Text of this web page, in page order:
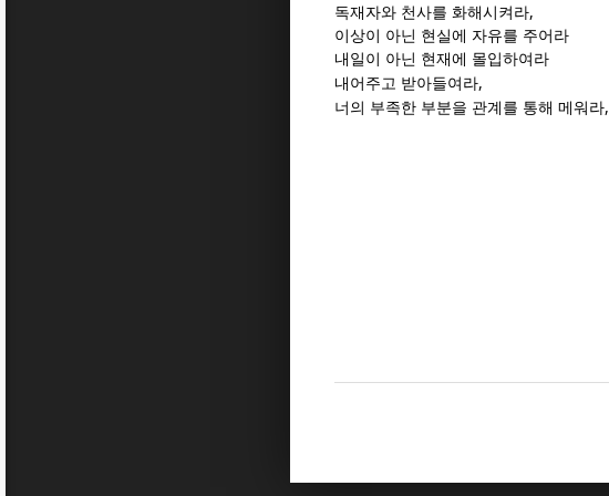
독재자와 천사를 화해시켜라,
이상이 아닌 현실에 자유를 주어라
내일이 아닌 현재에 몰입하여라
내어주고 받아들여라,
너의 부족한 부분을 관계를 통해 메워라,